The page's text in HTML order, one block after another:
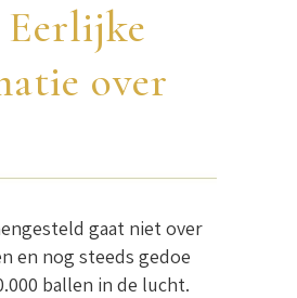
Eerlijke
over
gaat niet over
en nog steeds gedoe
ballen in de lucht.